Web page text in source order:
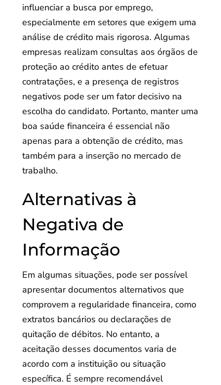
influenciar a busca por emprego,
especialmente em setores que exigem uma
análise de crédito mais rigorosa. Algumas
empresas realizam consultas aos órgãos de
proteção ao crédito antes de efetuar
contratações, e a presença de registros
negativos pode ser um fator decisivo na
escolha do candidato. Portanto, manter uma
boa saúde financeira é essencial não
apenas para a obtenção de crédito, mas
também para a inserção no mercado de
trabalho.
Alternativas à
Negativa de
Informação
Em algumas situações, pode ser possível
apresentar documentos alternativos que
comprovem a regularidade financeira, como
extratos bancários ou declarações de
quitação de débitos. No entanto, a
aceitação desses documentos varia de
acordo com a instituição ou situação
específica. É sempre recomendável